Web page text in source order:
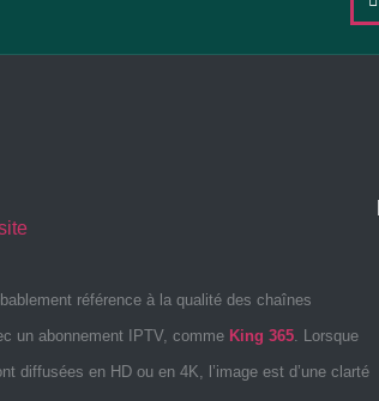
référence à la qualité des chaînes
un abonnement IPTV, comme King 365. Lorsque
diffusées en HD ou en 4K, l’image est d’une clarté